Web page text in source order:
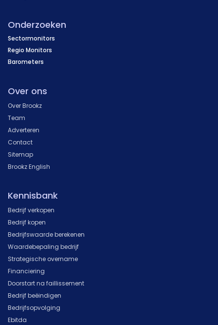
Onderzoeken
Sectormonitors
Regio Monitors
Barometers
Over ons
Over Brookz
Team
Adverteren
Contact
Sitemap
Brookz English
Kennisbank
Bedrijf verkopen
Bedrijf kopen
Bedrijfswaarde berekenen
Waardebepaling bedrijf
Strategische overname
Financiering
Doorstart na faillissement
Bedrijf beëindigen
Bedrijfsopvolging
Ebitda